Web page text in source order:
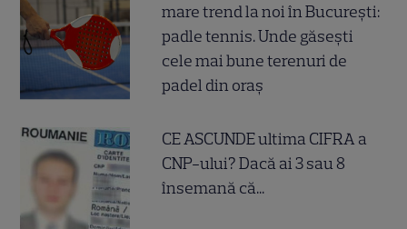
mare trend la noi în București:
padle tennis. Unde găsești
cele mai bune terenuri de
padel din oraș
CE ASCUNDE ultima CIFRA a
CNP-ului? Dacă ai 3 sau 8
însemană că...